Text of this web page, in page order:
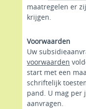
maatregelen er
krijgen.
Voorwaarden
Uw
voorwaarden
start met een
schriftelijk
pand. U mag per
aanvragen.